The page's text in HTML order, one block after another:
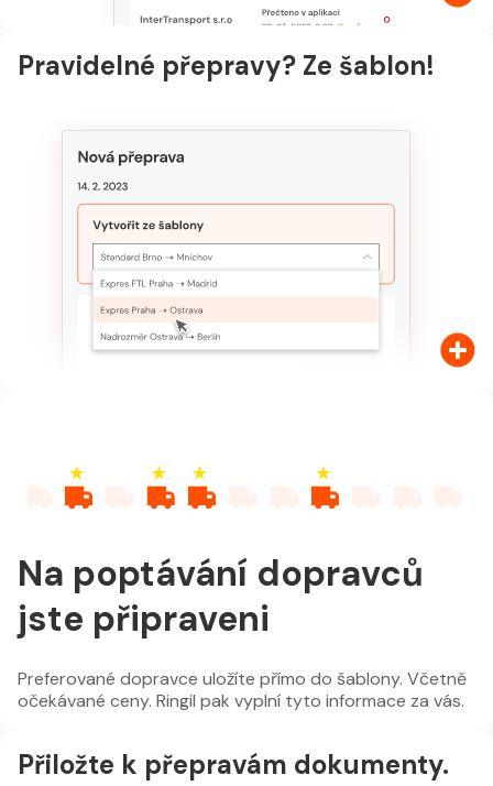
Pravidelné přepravy? Ze šablon!
Na poptávání dopravců
jste připraveni
Preferované dopravce uložíte přímo do šablony. Včetně
očekávané ceny. Ringil pak vyplní tyto informace za vás.
Přiložte k přepravám dokumenty.